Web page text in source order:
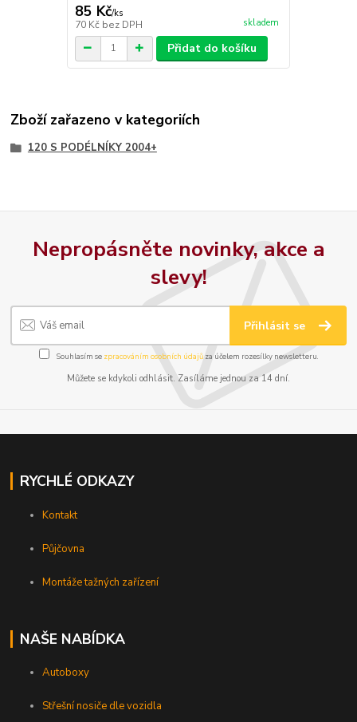
85 Kč/ks
70 Kč bez DPH skladem
Přidat do košíku
Zboží zařazeno v kategoriích
120 S PODÉLNÍKY 2004+
Nepropásněte novinky, akce a
slevy!
Přihlásit se
Souhlasím se zpracováním osobních údajůza účelem rozesílky newsletteru.
Můžete se kdykoli odhlásit. Zasíláme jednou za 14 dní.
RYCHLÉ ODKAZY
Kontakt
Půjčovna
Montáže tažných zařízení
NAŠE NABÍDKA
Autoboxy
Střešní nosiče dle vozidla